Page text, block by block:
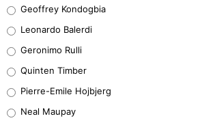
38%
32%
5%
Geoffrey Kondogbia
Leonardo Balerdi
Geronimo Rulli
Quinten Timber
Pierre-Emile Hojbjerg
Neal Maupay